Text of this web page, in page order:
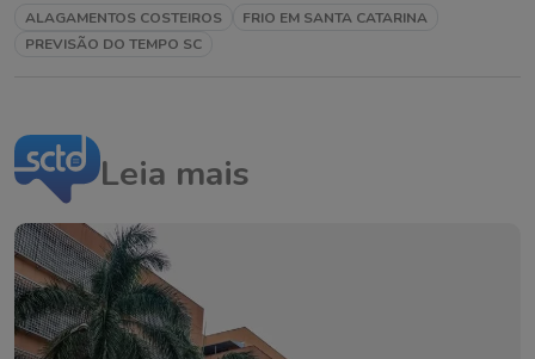
ALAGAMENTOS COSTEIROS
FRIO EM SANTA CATARINA
PREVISÃO DO TEMPO SC
Leia mais